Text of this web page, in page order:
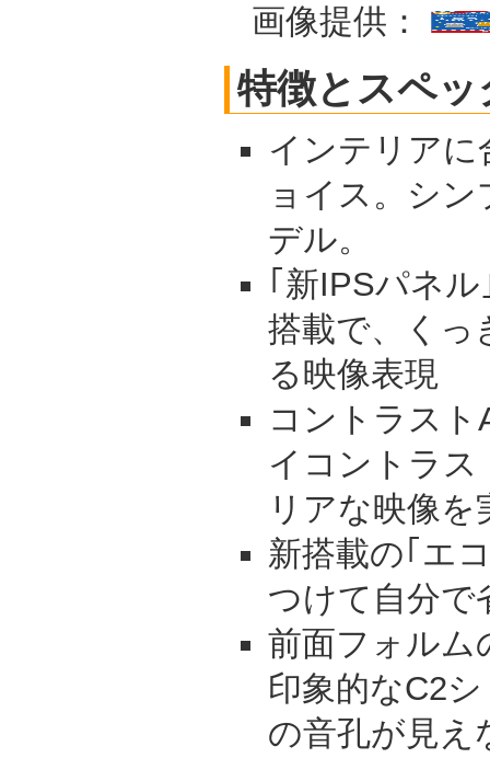
画像提供：
特徴とスペッ
インテリア
ョイス。シ
デル。
｢新IPSパネ
搭載で、くっ
る映像表現
コントラス
イコントラ
リアな映像を
新搭載の｢エ
つけて自分で
前面フォルム
印象的なC2
の音孔が見え